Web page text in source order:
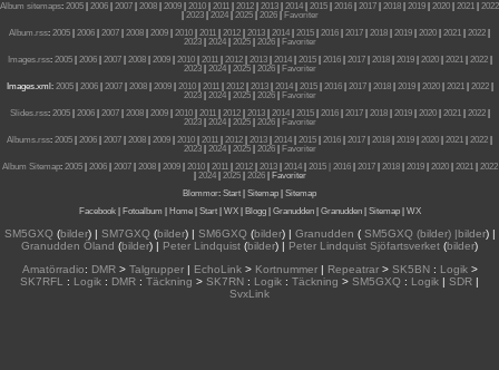
Album sitemaps: 2005 2006 2007 2008 2009 2010 2011 2012 2013 2014 2015 2016 2017 2018 2019 2020 2021
2022
2023| 2024| 2025| 2026|
Favoriter
Album.rss: 2005 2006 2007 2008 2009 2010 2011 2012 2013 2014 2015 2016 2017 2018 2019 2020 2021 2022
2023| 2024| 2025| 2026|
Favoriter
Images.rss: 2005| 2006| 2007| 2008| 2009| 2010| 2011| 2012| 2013| 2014| 2015| 2016| 2017| 2018| 2019| 2020| 2021| 2022|
2023| 2024| 2025| 2026|
Favoriter
Images.xml: 2005| 2006| 2007| 2008| 2009| 2010| 2011| 2012| 2013| 2014| 2015| 2016| 2017| 2018| 2019| 2020| 2021| 2022|
2023| 2024| 2025| 2026|
Favoriter
Slides.rss: 2005| 2006| 2007| 2008| 2009| 2010| 2011| 2012| 2013| 2014| 2015| 2016| 2017| 2018| 2019| 2020| 2021| 2022|
2023| 2024| 2025| 2026|
Favoriter
Albums.rss: 2005 2006 2007 2008 2009 2010 2011 2012 2013 2014 2015 2016 2017 2018 2019 2020 2021 2022
2023| 2024| 2025| 2026|
Favoriter
Album Sitemap: 2005| 2006| 2007| 2008| 2009| 2010| 2011| 2012| 2013| 2014| 2015 | 2016| 2017| 2018| 2019| 2020| 2021| 2022
2024| 2025| 2026|
Favoriter
Blommor: Start Sitemap
Sitemap
Facebook| Fotoalbum Home| Start| WX| Blogg| Granudden| Granudden| Sitemap| WX
SM5GXQ(bilder) | SM7GXQ(bilder) | SM6GXQ(bilder) | Granudden (SM5GXQ (bilder) |bilder) |
Granudden Öland (bilder) | Peter Lindquist (bilder) | Peter Lindquist Sjöfartsverket (bilder)
Amatörradio: DMR> Talgrupper| EchoLink> Kortnummer| Repeatrar> SK5BN: Logik>
SK7RFL
: Logik : DMR : Täckning > SK7RN : Logik : Täckning > SM5GXQ : Logik | SDR |
SvxLink